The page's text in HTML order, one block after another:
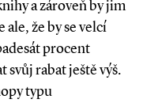
a zároveň by jim
ale, že by se velcí
procent
svůj rabat ještě výš.
typu